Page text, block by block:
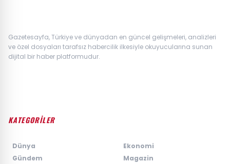
Gazetesayfa, Türkiye ve dünyadan en güncel gelişmeleri, analizleri
ve özel dosyaları tarafsız habercilik ilkesiyle okuyucularına sunan
dijital bir haber platformudur.
KATEGORİLER
Dünya
Ekonomi
Gündem
Magazin